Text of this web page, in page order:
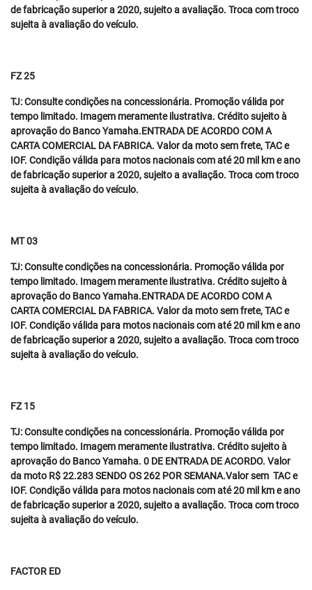
de fabricação superior a 2020, sujeito a avaliação. Troca com troco
sujeita à avaliação do veículo.
FZ 25
TJ: Consulte condições na concessionária. Promoção válida por
tempo limitado. Imagem meramente ilustrativa. Crédito sujeito à
aprovação do Banco Yamaha.ENTRADA DE ACORDO COM A
CARTA COMERCIAL DA FABRICA. Valor da moto sem frete, TAC e
IOF. Condição válida para motos nacionais com até 20 mil km e ano
de fabricação superior a 2020, sujeito a avaliação. Troca com troco
sujeita à avaliação do veículo.
MT 03
TJ: Consulte condições na concessionária. Promoção válida por
tempo limitado. Imagem meramente ilustrativa. Crédito sujeito à
aprovação do Banco Yamaha.ENTRADA DE ACORDO COM A
CARTA COMERCIAL DA FABRICA. Valor da moto sem frete, TAC e
IOF. Condição válida para motos nacionais com até 20 mil km e ano
de fabricação superior a 2020, sujeito a avaliação. Troca com troco
sujeita à avaliação do veículo.
FZ 15
TJ: Consulte condições na concessionária. Promoção válida por
tempo limitado. Imagem meramente ilustrativa. Crédito sujeito à
aprovação do Banco Yamaha. 0 DE ENTRADA DE ACORDO. Valor
da moto R$ 22.283 SENDO OS 262 POR SEMANA.Valor sem TAC e
IOF. Condição válida para motos nacionais com até 20 mil km e ano
de fabricação superior a 2020, sujeito a avaliação. Troca com troco
sujeita à avaliação do veículo.
FACTOR ED